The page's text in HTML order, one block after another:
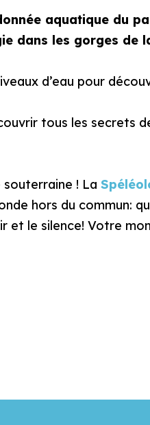
aquatique du
dans les gorges de
d’eau pour
tous les secrets
souterraine ! La
hors du commun:
et le silence! Votre